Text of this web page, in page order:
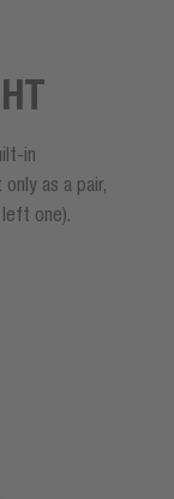
in
as a pair,
one).